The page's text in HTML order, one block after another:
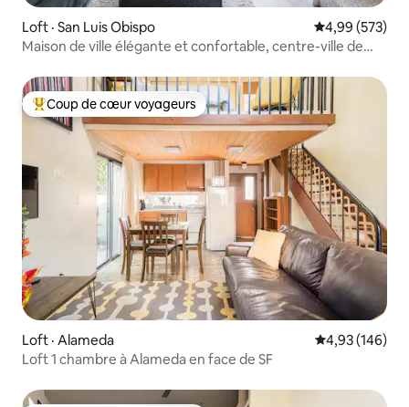
Loft · San Luis Obispo Note
4,99 (573)
Maison de ville élégante et confortable, centre-ville de
Coup de cœur voyageurs parmi les plus aimés
Coup de cœur voyageurs
Loft · Alameda Note
4,93 (146)
Loft 1 chambre à Alameda en face de SF